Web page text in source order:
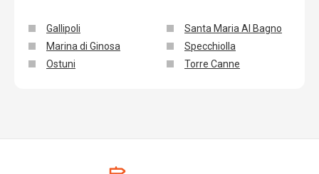
Gallipoli
Marina di Ginosa
Ostuni
Santa Maria Al Bagno
Specchiolla
Torre Canne